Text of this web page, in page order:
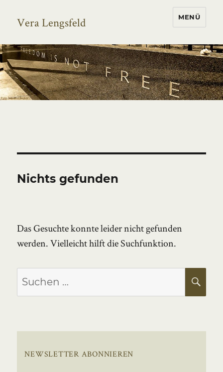
Vera Lengsfeld MENÜ
Nichts gefunden
Das Gesuchte konnte leider nicht gefunden
werden. Vielleicht hilft die Suchfunktion.
Suchen
nach:
NEWSLETTER ABONNIEREN